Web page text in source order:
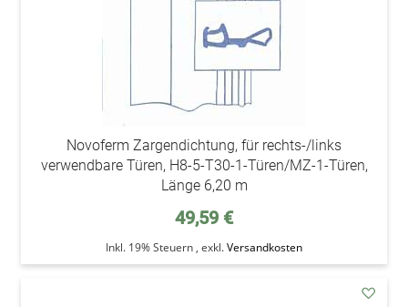
Novoferm Zargendichtung, für rechts-/links
verwendbare Türen, H8-5-T30-1-Türen/MZ-1-Türen,
Länge 6,20 m
49,59 €
Inkl. 19% Steuern , exkl.Versandkosten